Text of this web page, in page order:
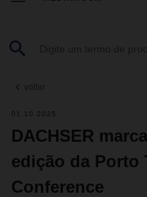
voltar
01.10.2025
DACHSER
edição da Porto
Conference